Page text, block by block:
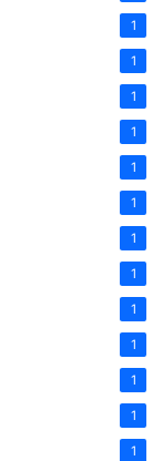
1
1
1
1
1
1
1
1
1
1
1
1
1